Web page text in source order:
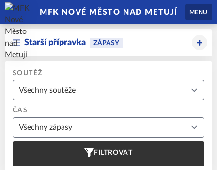
MFK NOVÉ MĚSTO NAD METUJÍ MENU
Starší přípravka ZÁPASY
SOUTĚŽ
ČAS
FILTROVAT